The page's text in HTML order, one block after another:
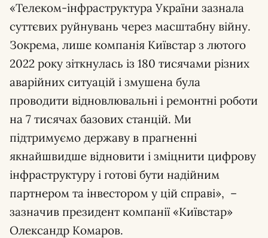
«Телеком-інфраструктура України зазнала
суттєвих руйнувань через масштабну війну.
Зокрема, лише компанія Київстар з лютого
2022 року зіткнулась із 180 тисячами різних
аварійних ситуацій і змушена була
проводити відновлювальні і ремонтні роботи
на 7 тисячах базових станцій. Ми
підтримуємо державу в прагненні
якнайшвидше відновити і зміцнити цифрову
інфраструктуру і готові бути надійним
партнером та інвестором у цій справі», –
зазначив президент компанії «Київстар»
Олександр Комаров.